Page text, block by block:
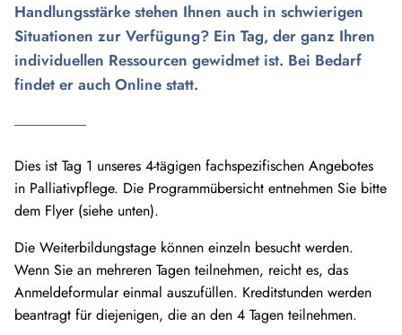
Handlungsstärke stehen Ihnen auch in schwierigen
Situationen zur Verfügung? Ein Tag, der ganz Ihren
individuellen Ressourcen gewidmet ist. Bei Bedarf
findet er auch Online statt.
Dies ist Tag 1 unseres 4-tägigen fachspezifischen Angebotes
in Palliativpflege. Die Programmübersicht entnehmen Sie bitte
dem Flyer (siehe unten).
Die Weiterbildungstage können einzeln besucht werden.
Wenn Sie an mehreren Tagen teilnehmen, reicht es, das
Anmeldeformular einmal auszufüllen. Kreditstunden werden
beantragt für diejenigen, die an den 4 Tagen teilnehmen.